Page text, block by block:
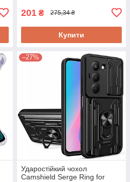
201 ₴ 275,34 ₴
Купити
–27%
Ударостійкий чохол
Camshield Serge Ring for